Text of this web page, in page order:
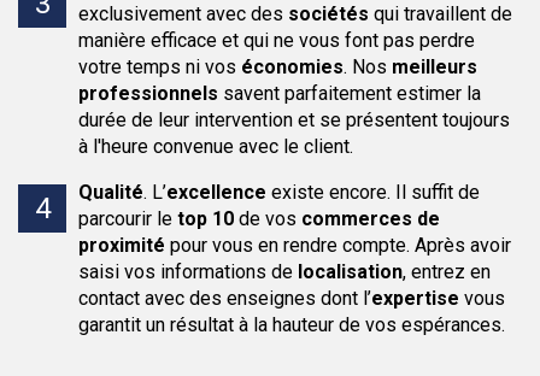
exclusivement avec des sociétés qui travaillent de
manière efficace et qui ne vous font pas perdre
votre temps ni vos économies. Nos meilleurs
professionnels savent parfaitement estimer la
durée de leur intervention et se présentent toujours
à l'heure convenue avec le client.
Qualité. L’excellence existe encore. Il suffit de
parcourir le top 10 de vos commerces de
proximité pour vous en rendre compte. Après avoir
saisi vos informations de localisation, entrez en
contact avec des enseignes dont l’expertise vous
garantit un résultat à la hauteur de vos espérances.